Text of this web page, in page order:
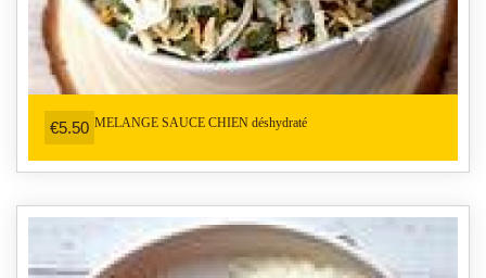
€5.50 MELANGE SAUCE CHIEN déshydraté